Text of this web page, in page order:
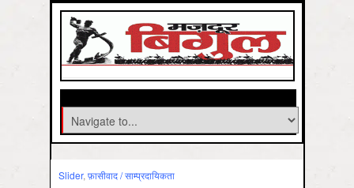
Slider, फ़ासीवाद / साम्‍प्रदायिकता